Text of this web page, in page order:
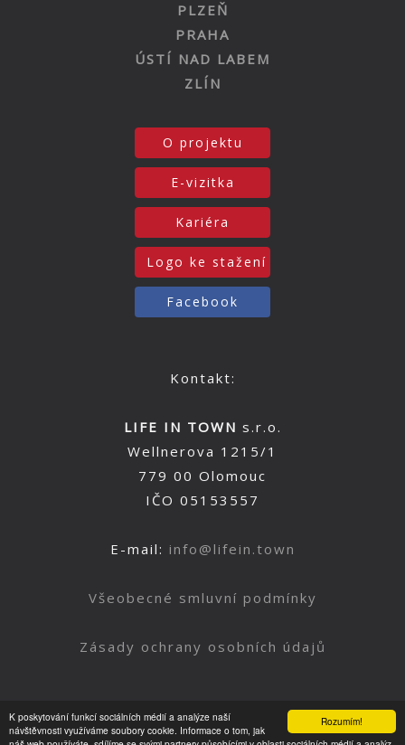
Rozumím!
K poskytování funkcí sociálních médií a analýze naší
návštěvnosti využíváme soubory cookie. Informace o tom, jak
PLZEŇ
PRAHA
ÚSTÍ NAD LABEM
ZLÍN
O projektu
E-vizitka
Kariéra
Logo ke stažení
Facebook
Kontakt:
LIFE IN TOWN s.r.o.
Wellnerova 1215/1
779 00 Olomouc
IČO 05153557
E-mail: info@lifein.town
Všeobecné smluvní podmínky
Zásady ochrany osobních údajů
Nahoru